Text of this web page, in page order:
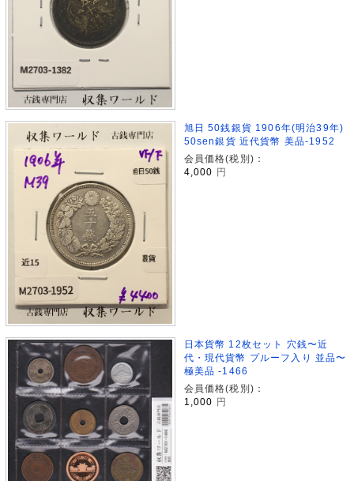
旭日 50銭銀貨 1906年(明治39年)
50sen銀貨 近代貨幣 美品-1952
会員価格(税別)：
4,000 円
日本貨幣 12枚セット 穴銭〜近
代・現代貨幣 プルーフ入り 並品〜
極美品 -1466
会員価格(税別)：
1,000 円